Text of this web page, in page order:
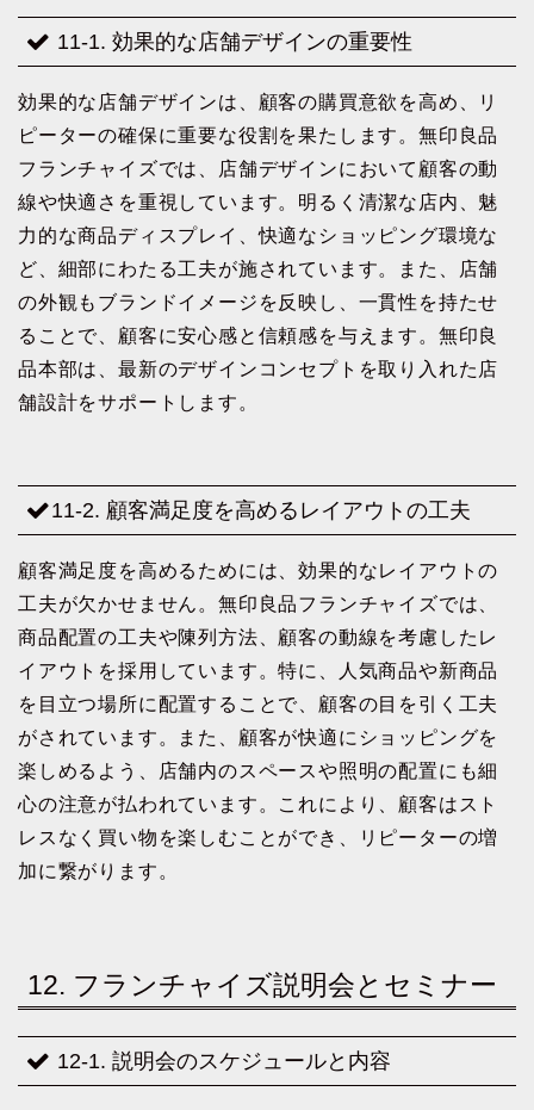
11-1. 効果的な店舗デザインの重要性
効果的な店舗デザインは、顧客の購買意欲を高め、リ
ピーターの確保に重要な役割を果たします。無印良品
フランチャイズでは、店舗デザインにおいて顧客の動
線や快適さを重視しています。明るく清潔な店内、魅
力的な商品ディスプレイ、快適なショッピング環境な
ど、細部にわたる工夫が施されています。また、店舗
の外観もブランドイメージを反映し、一貫性を持たせ
ることで、顧客に安心感と信頼感を与えます。無印良
品本部は、最新のデザインコンセプトを取り入れた店
舗設計をサポートします。
11-2. 顧客満足度を高めるレイアウトの工夫
顧客満足度を高めるためには、効果的なレイアウトの
工夫が欠かせません。無印良品フランチャイズでは、
商品配置の工夫や陳列方法、顧客の動線を考慮したレ
イアウトを採用しています。特に、人気商品や新商品
を目立つ場所に配置することで、顧客の目を引く工夫
がされています。また、顧客が快適にショッピングを
楽しめるよう、店舗内のスペースや照明の配置にも細
心の注意が払われています。これにより、顧客はスト
レスなく買い物を楽しむことができ、リピーターの増
加に繋がります。
12. フランチャイズ説明会とセミナー
12-1. 説明会のスケジュールと内容